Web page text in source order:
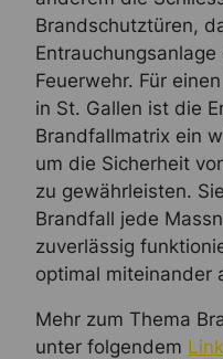
Brandschutztüren,
Feuerwehr. Für
in St. Gallen ist die
Brandfallmatrix ein
um die Sicherheit
zu gewährleisten.
Brandfall jede
zuverlässig
optimal miteinander
Mehr zum Thema
unter folgendem Link